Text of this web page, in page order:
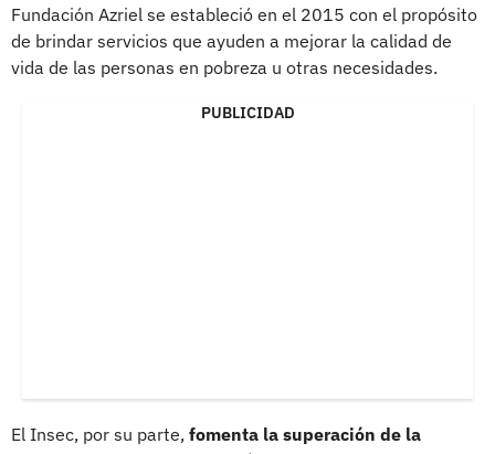
Fundación Azriel se estableció en el 2015 con el propósito
de brindar servicios que ayuden a mejorar la calidad de
vida de las personas en pobreza u otras necesidades.
PUBLICIDAD
El Insec, por su parte, fomenta la superación de la